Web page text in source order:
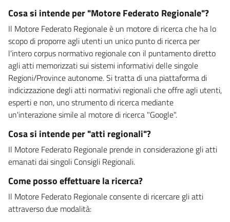
Cosa si intende per "Motore Federato Regionale"?
Il Motore Federato Regionale è un motore di ricerca che ha lo
scopo di proporre agli utenti un unico punto di ricerca per
l'intero corpus normativo regionale con il puntamento diretto
agli atti memorizzati sui sistemi informativi delle singole
Regioni/Province autonome. Si tratta di una piattaforma di
indicizzazione degli atti normativi regionali che offre agli utenti,
esperti e non, uno strumento di ricerca mediante
un'interazione simile al motore di ricerca "Google".
Cosa si intende per "atti regionali"?
Il Motore Federato Regionale prende in considerazione gli atti
emanati dai singoli Consigli Regionali.
Come posso effettuare la ricerca?
Il Motore Federato Regionale consente di ricercare gli atti
attraverso due modalità: